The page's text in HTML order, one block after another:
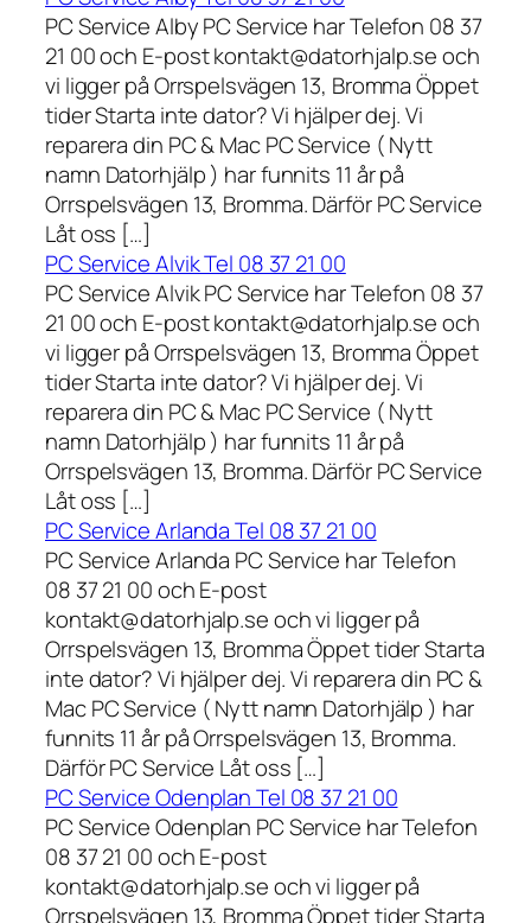
PC Service Alby PC Service har Telefon 08 37
21 00 och E-post kontakt@datorhjalp.se och
vi ligger på Orrspelsvägen 13, Bromma Öppet
tider Starta inte dator? Vi hjälper dej. Vi
reparera din PC & Mac PC Service ( Nytt
namn Datorhjälp ) har funnits 11 år på
Orrspelsvägen 13, Bromma. Därför PC Service
Låt oss […]
PC Service Alvik Tel 08 37 21 00
PC Service Alvik PC Service har Telefon 08 37
21 00 och E-post kontakt@datorhjalp.se och
vi ligger på Orrspelsvägen 13, Bromma Öppet
tider Starta inte dator? Vi hjälper dej. Vi
reparera din PC & Mac PC Service ( Nytt
namn Datorhjälp ) har funnits 11 år på
Orrspelsvägen 13, Bromma. Därför PC Service
Låt oss […]
PC Service Arlanda Tel 08 37 21 00
PC Service Arlanda PC Service har Telefon
08 37 21 00 och E-post
kontakt@datorhjalp.se och vi ligger på
Orrspelsvägen 13, Bromma Öppet tider Starta
inte dator? Vi hjälper dej. Vi reparera din PC &
Mac PC Service ( Nytt namn Datorhjälp ) har
funnits 11 år på Orrspelsvägen 13, Bromma.
Därför PC Service Låt oss […]
PC Service Odenplan Tel 08 37 21 00
PC Service Odenplan PC Service har Telefon
08 37 21 00 och E-post
kontakt@datorhjalp.se och vi ligger på
Orrspelsvägen 13, Bromma Öppet tider Starta